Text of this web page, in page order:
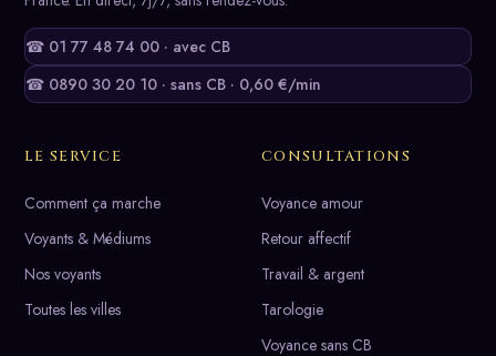
☎ 01 77 48 74 00 · avec CB
☎ 0890 30 20 10 · sans CB · 0,60 €/min
LE SERVICE
Comment ça marche
Voyants & Médiums
Nos voyants
Toutes les villes
CONSULTATIONS
Voyance amour
Retour affectif
Travail & argent
Tarologie
Voyance sans CB